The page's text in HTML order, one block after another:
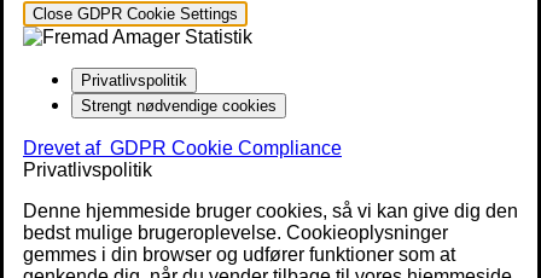
Close GDPR Cookie Settings
Privatlivspolitik
Strengt nødvendige cookies
Drevet af GDPR Cookie Compliance
Privatlivspolitik
Denne hjemmeside bruger cookies, så vi kan give dig den
bedst mulige brugeroplevelse. Cookieoplysninger
gemmes i din browser og udfører funktioner som at